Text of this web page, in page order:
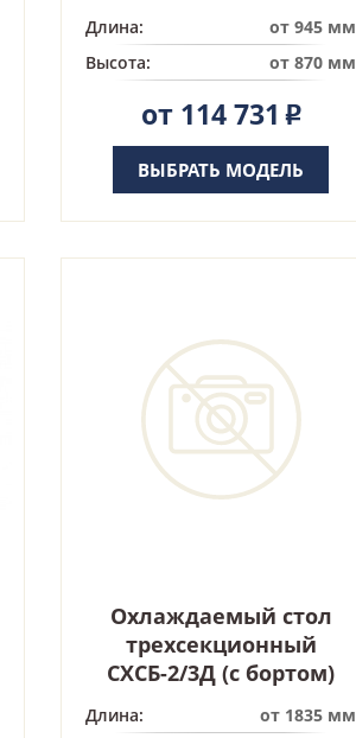
Длина:
от 945 мм
Высота:
от 870 мм
от 114 731 Р
ВЫБРАТЬ МОДЕЛЬ
Охлаждаемый стол
трехсекционный
СХСБ-2/3Д (с бортом)
Длина:
от 1835 мм